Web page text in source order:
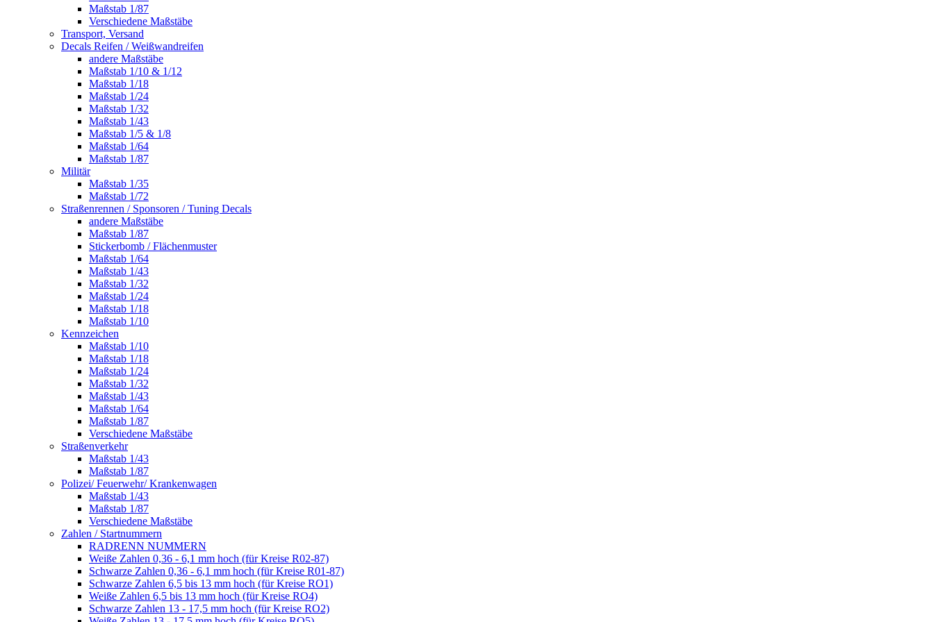
Maßstab 1/87
Verschiedene Maßstäbe
Transport, Versand
Decals Reifen / Weißwandreifen
andere Maßstäbe
Maßstab 1/10 & 1/12
Maßstab 1/18
Maßstab 1/24
Maßstab 1/32
Maßstab 1/43
Maßstab 1/5 & 1/8
Maßstab 1/64
Maßstab 1/87
Militär
Maßstab 1/35
Maßstab 1/72
Straßenrennen / Sponsoren / Tuning Decals
andere Maßstäbe
Maßstab 1/87
Stickerbomb / Flächenmuster
Maßstab 1/64
Maßstab 1/43
Maßstab 1/32
Maßstab 1/24
Maßstab 1/18
Maßstab 1/10
Kennzeichen
Maßstab 1/10
Maßstab 1/18
Maßstab 1/24
Maßstab 1/32
Maßstab 1/43
Maßstab 1/64
Maßstab 1/87
Verschiedene Maßstäbe
Straßenverkehr
Maßstab 1/43
Maßstab 1/87
Polizei/ Feuerwehr/ Krankenwagen
Maßstab 1/43
Maßstab 1/87
Verschiedene Maßstäbe
Zahlen / Startnummern
RADRENN NUMMERN
Weiße Zahlen 0,36 - 6,1 mm hoch (für Kreise R02-87)
Schwarze Zahlen 0,36 - 6,1 mm hoch (für Kreise R01-87)
Schwarze Zahlen 6,5 bis 13 mm hoch (für Kreise RO1)
Weiße Zahlen 6,5 bis 13 mm hoch (für Kreise RO4)
Schwarze Zahlen 13 - 17,5 mm hoch (für Kreise RO2)